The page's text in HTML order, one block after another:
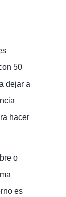
50
dejar a
hacer
o
es